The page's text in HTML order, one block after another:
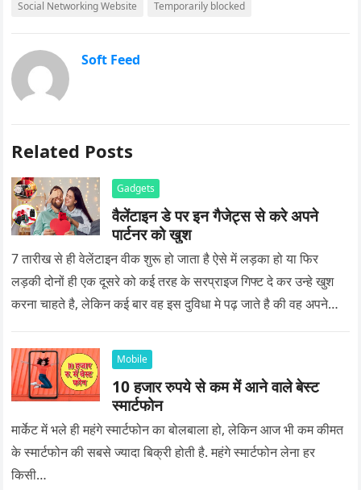
Social Networking Website Temporarily blocked
Soft Feed
Related Posts
Gadgets
वैलेंटाइन डे पर इन गैजेट्स से करे अपने
पार्टनर को खुश
7 तारीख से ही वेलेंटाइन वीक शुरू हो जाता है ऐसे में लड़का हो या फिर
लड़की दोनों ही एक दूसरे को कई तरह के सरप्राइज गिफ्ट दे कर उन्हे खुश
करना चाहते है, लेकिन कई बार वह इस दुविधा मे पढ़ जाते है की वह अपने
Mobile
10 हजार रुपये से कम में आने वाले बेस्ट
स्मार्टफोन
मार्केट में भले ही महंगे स्मार्टफोन का बोलबाला हो, लेकिन आज भी कम कीमत
के स्मार्टफोन की सबसे ज्यादा बिक्री होती है. महंगे स्मार्टफोन लेना हर
किसी…